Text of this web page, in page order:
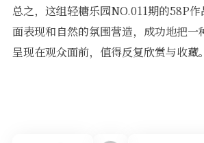
总之，这组轻糖乐园NO.011期的58P
面表现和自然的氛围营造，成功地把一
呈现在观众面前，值得反复欣赏与收藏。